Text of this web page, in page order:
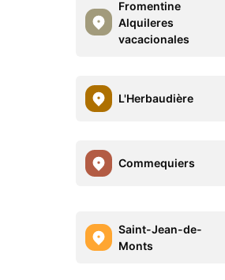
Fromentine
Alquileres
vacacionales
L'Herbaudière
Commequiers
Saint-Jean-de-
Monts